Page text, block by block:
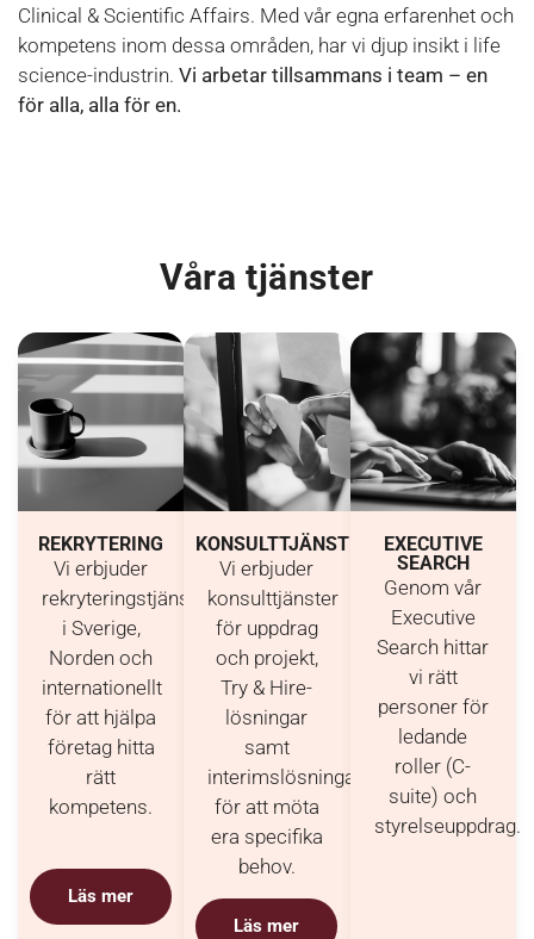
Clinical & Scientific Affairs. Med vår egna erfarenhet och
kompetens inom dessa områden, har vi djup insikt i life
science-industrin. Vi arbetar tillsammans i team – en
för alla, alla för en.
Våra tjänster
REKRYTERING
Vi erbjuder
rekryteringstjänster
i Sverige,
Norden och
internationellt
för att hjälpa
företag hitta
rätt
kompetens.
Läs mer
KONSULTTJÄNSTER
Vi erbjuder
konsulttjänster
för uppdrag
och projekt,
Try & Hire-
lösningar
samt
interimslösningar
för att möta
era specifika
behov.
Läs mer
EXECUTIVE
SEARCH​​
Genom vår
Executive
Search hittar
vi rätt
personer för
ledande
roller (C-
suite) och
styrelseuppdrag.